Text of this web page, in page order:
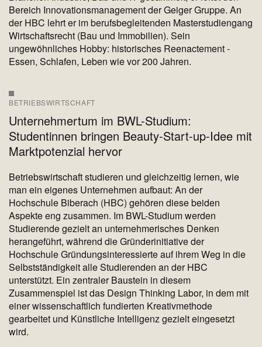
Bereich Innovationsmanagement der Geiger Gruppe. An
der HBC lehrt er im berufsbegleitenden Masterstudiengang
Wirtschaftsrecht (Bau und Immobilien). Sein
ungewöhnliches Hobby: historisches Reenactement -
Essen, Schlafen, Leben wie vor 200 Jahren.
BETRIEBSWIRTSCHAFT
Unternehmertum im BWL-Studium:
Studentinnen bringen Beauty-Start-up-Idee mit
Marktpotenzial hervor
Betriebswirtschaft studieren und gleichzeitig lernen, wie
man ein eigenes Unternehmen aufbaut: An der
Hochschule Biberach (HBC) gehören diese beiden
Aspekte eng zusammen. Im BWL-Studium werden
Studierende gezielt an unternehmerisches Denken
herangeführt, während die Gründerinitiative der
Hochschule Gründungsinteressierte auf ihrem Weg in die
Selbstständigkeit alle Studierenden an der HBC
unterstützt. Ein zentraler Baustein in diesem
Zusammenspiel ist das Design Thinking Labor, in dem mit
einer wissenschaftlich fundierten Kreativmethode
gearbeitet und Künstliche Intelligenz gezielt eingesetzt
wird.